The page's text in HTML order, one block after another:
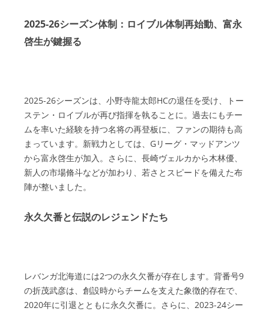
2025-26シーズン体制：ロイブル体制再始動、富永
啓生が鍵握る
2025-26シーズンは、小野寺龍太郎HCの退任を受け、トー
ステン・ロイブルが再び指揮を執ることに。過去にもチー
ムを率いた経験を持つ名将の再登板に、ファンの期待も高
まっています。新戦力としては、Gリーグ・マッドアンツ
から富永啓生が加入。さらに、長崎ヴェルカから木林優、
新人の市場脩斗などが加わり、若さとスピードを備えた布
陣が整いました。
永久欠番と伝説のレジェンドたち
レバンガ北海道には2つの永久欠番が存在します。背番号9
の折茂武彦は、創設時からチームを支えた象徴的存在で、
2020年に引退とともに永久欠番に。さらに、2023-24シー